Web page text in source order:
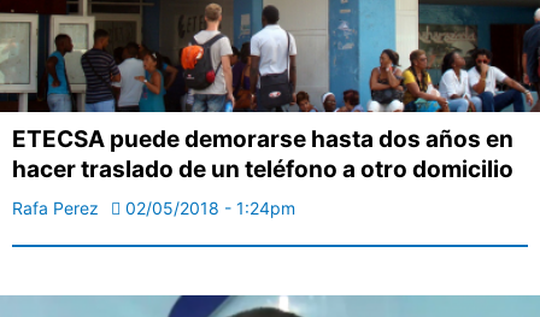
ETECSA puede demorarse hasta dos años en
hacer traslado de un teléfono a otro domicilio
Rafa Perez 02/05/2018 - 1:24pm